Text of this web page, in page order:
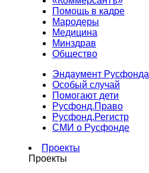
Помощь в кадре
Мародеры
Медицина
Минздрав
Общество
Эндаумент Русфонда
Особый случай
Помогают дети
Русфонд.Право
Русфонд.Регистр
СМИ о Русфонде
Проекты
Проекты